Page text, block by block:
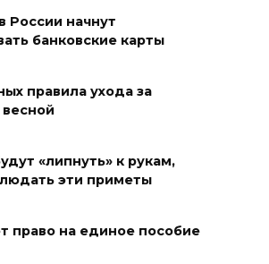
оказались среди
России начнут
банковские карты
правила ухода за
«липнуть» к рукам,
эти приметы
право на единое пособие